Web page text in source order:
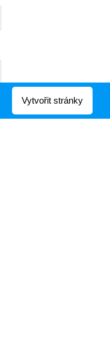
Vytvořit stránky